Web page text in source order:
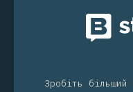
Зробіть